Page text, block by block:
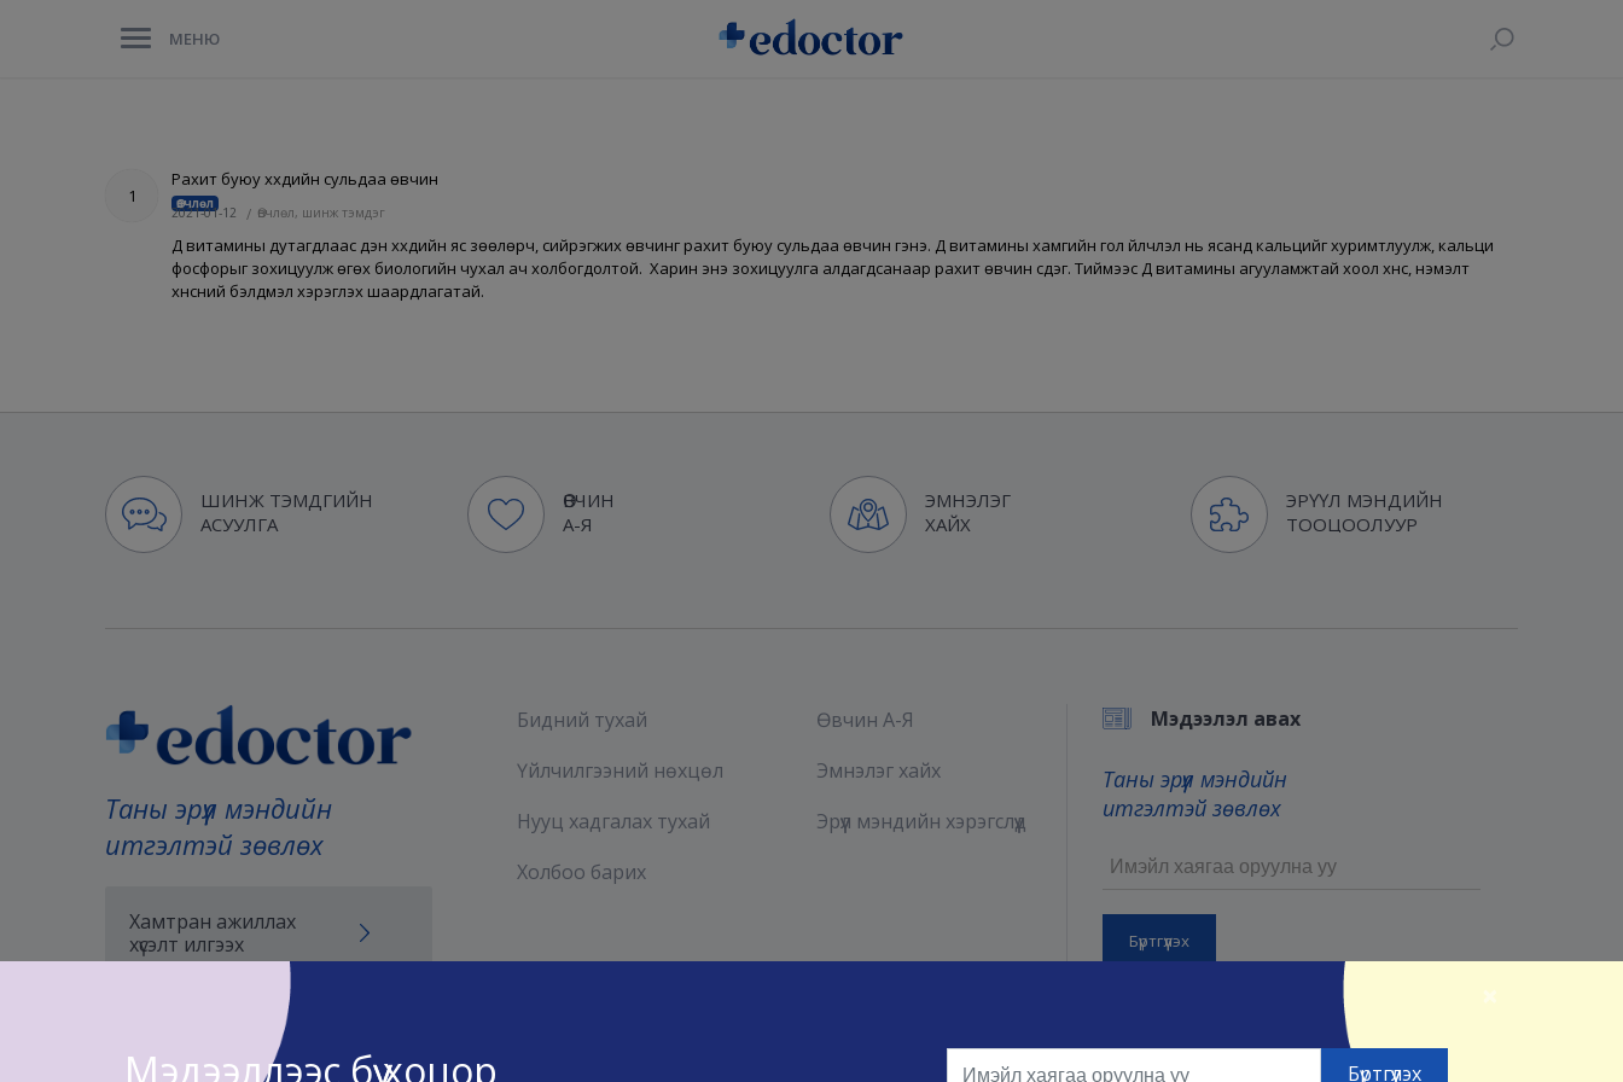
МЕНЮ
1
Рахит буюу хүүхдийн сульдаа өвчин
Өвчлөл
2021-01-12 / Өвчлөл, шинж тэмдэг
Д витамины дутагдлаас үүдэн хүүхдийн яс зөөлөрч, сийрэгжих өвчинг рахит буюу сульдаа өвчин гэнэ. Д витамины хамгийн гол үйлчлэл нь ясанд кальцийг хуримтлуулж, кальци
фосфорыг зохицуулж өгөх биологийн чухал ач холбогдолтой. Харин энэ зохицуулга алдагдсанаар рахит өвчин үүсдэг. Тиймээс Д витамины агууламжтай хоол хүнс, нэмэлт
хүнсний бэлдмэл хэрэглэх шаардлагатай.
Мэдээллээс бүү хоцор
ШИНЖ ТЭМДГИЙН
АСУУЛГА
ӨВЧИН
А-Я
ЭМНЭЛЭГ
ХАЙХ
ЭРҮҮЛ МЭНДИЙН
ТООЦООЛУУР
Таны эрүүл мэндийн
итгэлтэй зөвлөх
Хамтран ажиллах
хүсэлт илгээх
Бидний тухай
Үйлчилгээний нөхцөл
Нууц хадгалах тухай
Холбоо барих
Өвчин А-Я
Эмнэлэг хайх
Эрүүл мэндийн хэрэгслүүд
Мэдээлэл авах
Таны эрүүл мэндийн
итгэлтэй зөвлөх
Үйлчилгээний нөхцөл
зөвшөөрсөнд тооцно.